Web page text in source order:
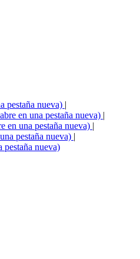
pestaña nueva) |
en una pestaña nueva) |
en una pestaña nueva) |
pestaña nueva) |
pestaña nueva)